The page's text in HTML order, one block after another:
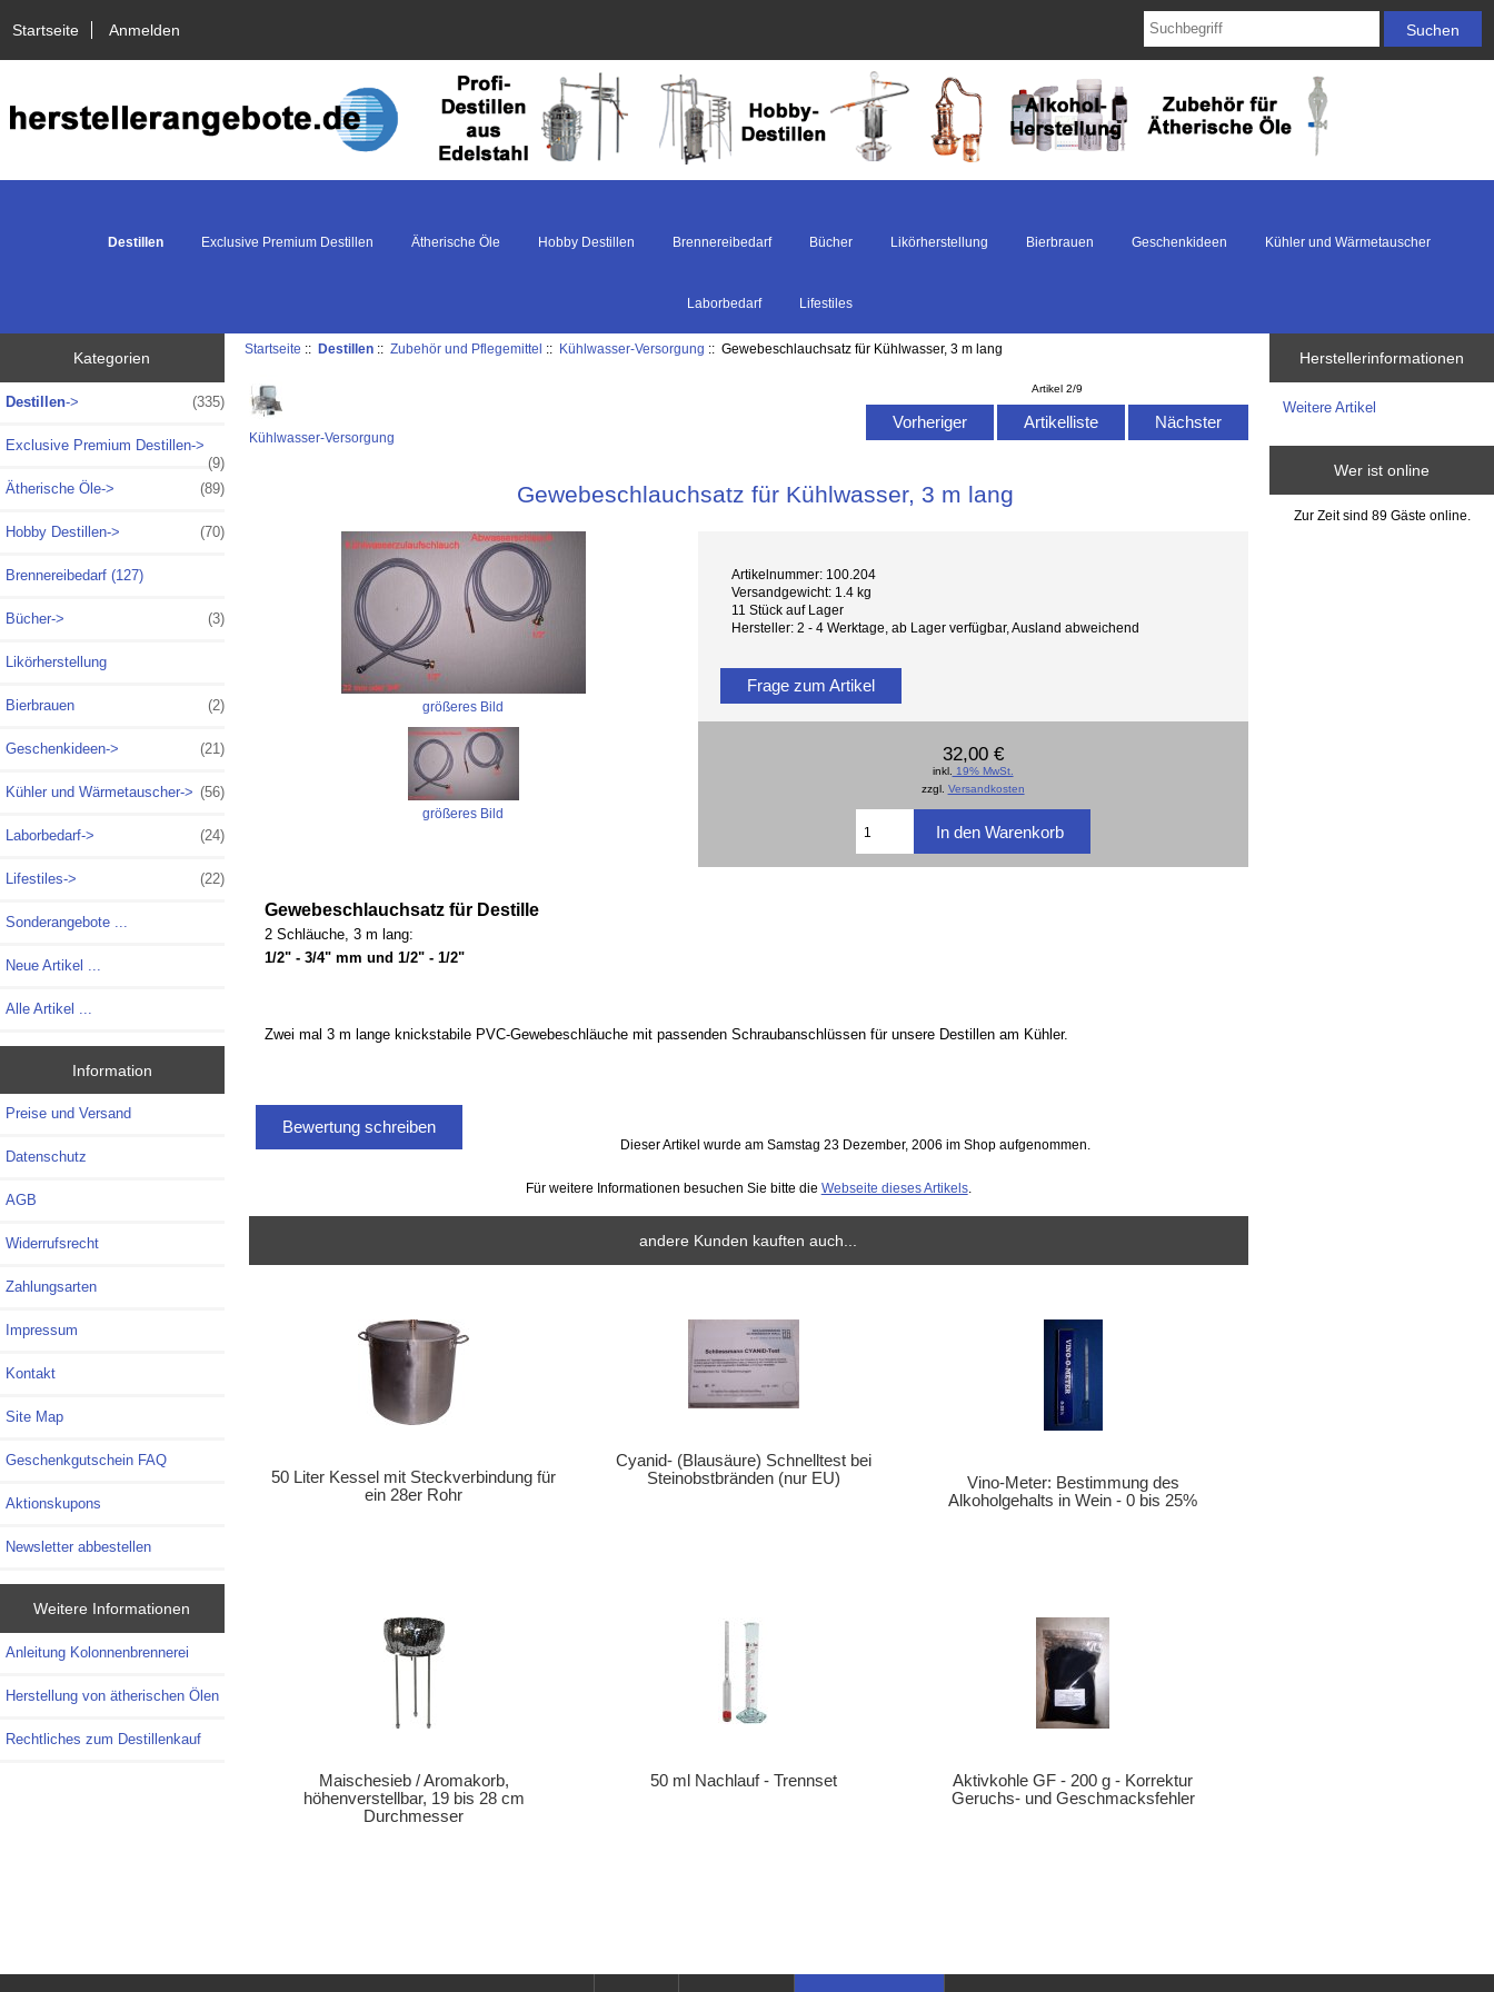
Startseite Anmelden
Destillen Exclusive Premium Destillen Ätherische Öle Hobby Destillen Brennereibedarf Bücher Likörherstellung Bierbrauen Geschenkideen Kühler und Wärmetauscher
Laborbedarf Lifestiles
Kategorien
Destillen-> (335)
Exclusive Premium Destillen->
(9)
Ätherische Öle->
(89)
Hobby Destillen-> (70)
Brennereibedarf (127)
Bücher-> (3)
Likörherstellung
Bierbrauen (2)
Geschenkideen-> (21)
Kühler und Wärmetauscher-> (56)
Laborbedarf-> (24)
Lifestiles-> (22)
Sonderangebote ...
Neue Artikel ...
Alle Artikel ...
Information
Preise und Versand
Datenschutz
AGB
Widerrufsrecht
Zahlungsarten
Impressum
Kontakt
Site Map
Geschenkgutschein FAQ
Aktionskupons
Newsletter abbestellen
Weitere Informationen
Anleitung Kolonnenbrennerei
Herstellung von ätherischen Ölen
Rechtliches zum Destillenkauf
Startseite ::Destillen ::Zubehör und Pflegemittel :: Kühlwasser-Versorgung :: Gewebeschlauchsatz für Kühlwasser, 3 m lang
Kühlwasser-Versorgung
Artikel 2/9
Vorheriger Artikelliste Nächster
Gewebeschlauchsatz für Kühlwasser, 3 m lang
größeres Bild
größeres Bild
Artikelnummer: 100.204
Versandgewicht: 1.4 kg
11 Stück auf Lager
Hersteller: 2 - 4 Werktage, ab Lager verfügbar, Ausland abweichend
Frage zum Artikel
32,00 €
inkl. 19% MwSt.
zzgl. Versandkosten
Gewebeschlauchsatz für Destille
2 Schläuche, 3 m lang:
1/2" - 3/4" mm und 1/2" - 1/2"
Zwei mal 3 m lange knickstabile PVC-Gewebeschläuche mit passenden Schraubanschlüssen für unsere Destillen am Kühler.
Bewertung schreiben
Dieser Artikel wurde am Samstag 23 Dezember, 2006 im Shop aufgenommen.
Für weitere Informationen besuchen Sie bitte die Webseite dieses Artikels.
andere Kunden kauften auch...
50 Liter Kessel mit Steckverbindung für
ein 28er Rohr
Cyanid- (Blausäure) Schnelltest bei
Steinobstbränden (nur EU)
Vino-Meter: Bestimmung des
Alkoholgehalts in Wein - 0 bis 25%
Maischesieb / Aromakorb,
höhenverstellbar, 19 bis 28 cm
Durchmesser
50 ml Nachlauf - Trennset
Aktivkohle GF - 200 g - Korrektur
Geruchs- und Geschmacksfehler
Herstellerinformationen
Weitere Artikel
Wer ist online
Zur Zeit sind 89 Gäste online.